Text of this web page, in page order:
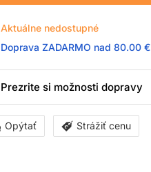
Aktuálne nedostupné
Doprava ZADARMO nad 80.00 €
Prezrite si možnosti dopravy
Opýtať Strážiť cenu